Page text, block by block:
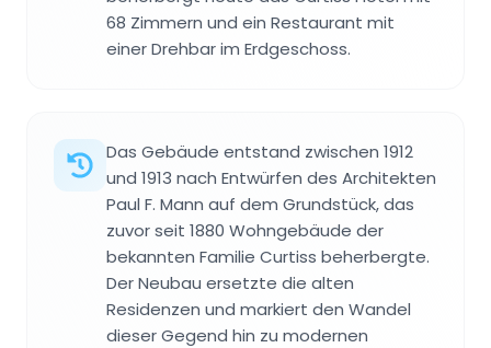
68 Zimmern und ein Restaurant mit
einer Drehbar im Erdgeschoss.
Das Gebäude entstand zwischen 1912
und 1913 nach Entwürfen des Architekten
Paul F. Mann auf dem Grundstück, das
zuvor seit 1880 Wohngebäude der
bekannten Familie Curtiss beherbergte.
Der Neubau ersetzte die alten
Residenzen und markiert den Wandel
dieser Gegend hin zu modernen